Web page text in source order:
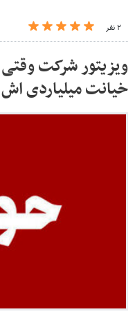
۲ نفر
ویزیتور شرکت
خیانت میلیاردی اش